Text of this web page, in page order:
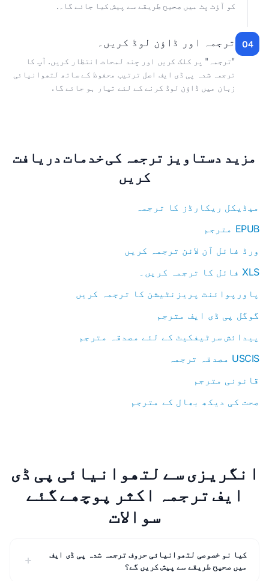
کو آؤٹ پٹ میں صحیح طریقے سے پیش کیا جائے گا۔.
04 ترجمہ اور ڈاؤن لوڈ کریں۔
"ترجمہ" پر کلک کریں اور چند لمحات انتظار کریں. آپ کا
ترجمہ شدہ پی ڈی ایف اصل ترتیب محفوظ کے ساتھ لتھوانیائی
زبان میں ڈاؤن لوڈ کرنے کے لئے تیار ہو جائے گا.
مزید دستاویز ترجمہ کی خدمات دریافت
کریں
میڈیکل ریکارڈز کا ترجمہ
EPUB مترجم
ورڈ فائل آن لائن ترجمہ کریں
XLS فائل کا ترجمہ کریں۔
پاورپوائنٹ پریزنٹیشن کا ترجمہ کریں
گوگل پی ڈی ایف مترجم
پیدائش سرٹیفکیٹ کے لئے مصدقہ مترجم
USCIS مصدقہ ترجمہ
قانونی مترجم
صحت کی دیکھ بھال کے مترجم
انگریزی سے لتھوانیائی پی ڈی
ایف ترجمہ اکثر پوچھے گئے
سوالات
کیا نو خصوصی لتھوانیائی حروف ترجمہ شدہ پی ڈی ایف
میں صحیح طریقے سے پیش کریں گے؟